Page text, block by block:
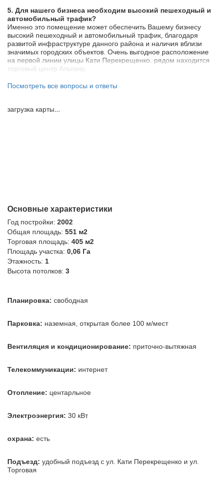
5. Для нашего бизнеса необходим высокий пешеходный и
автомобильный трафик?
Именно это помещение может обеспечить Вашему бизнесу
высокий пешеходный и автомобильный трафик, благодаря
развитой инфраструктуре данного района и наличия вблизи
значимых городских объектов. Очень выгодное расположение
на первой линии улицы Кати Перекрещенко. рядом находится
торговый центр Альтаир.
Посмотреть все вопросы и ответы
6. Где сотрудники могут перекусить?
Баку.
загрузка карты...
Основные характеристики
Год постройки: 2002
Общая площадь: 551 м2
Торговая площадь: 405 м2
Площадь участка: 0,06 Га
Этажность: 1
Высота потолков: 3
Планировка: свободная
Парковка: наземная, открытая более 100 м/мест
Вентиляция и кондиционирование: приточно-вытяжная
Телекоммуникации: интернет
Отопление: центарльное
Электроэнергия: 30 кВт
охрана: есть
Подъезд: удобный подъезд с ул. Кати Перекрещенко и ул.
Торговая